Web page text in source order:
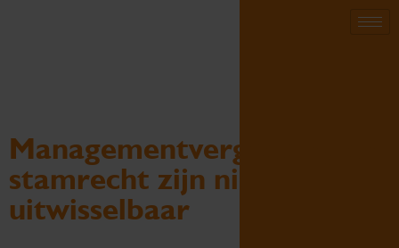
Managementvergoeding en
stamrecht zijn niet
uitwisselbaar